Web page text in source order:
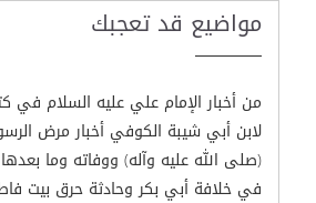
مواضيع قد تعجبك
من أخبار الإمام علي عليه السلام في
لابن أبي شيبة الكوفي أخبار مرض
في خلافة أبي بكر وحادثة حرق بيت